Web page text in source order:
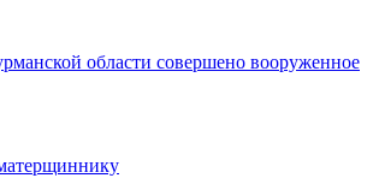
области совершено вооруженное